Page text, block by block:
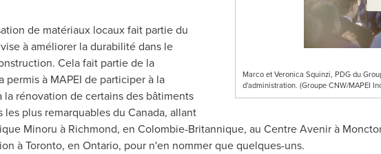
Marco et Veronica Squinzi, PDG du
d'administration. (Groupe CNW/MAPEI
de matériaux locaux fait partie du
à améliorer la durabilité dans le
Cela fait partie de la
permis à MAPEI de participer à la
rénovation de certains des bâtiments
plus remarquables du Canada, allant
Minoru à Richmond, en Colombie-Britannique, au Centre Avenir à
àToronto, en Ontario, pour n'en nommer que quelques-uns.